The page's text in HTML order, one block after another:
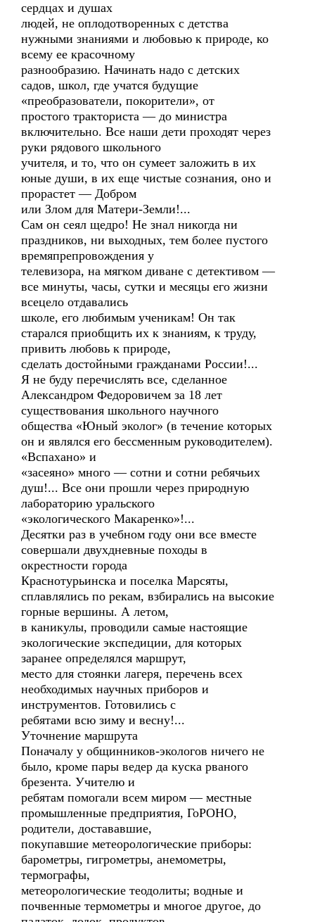
сердцах и душах
людей, не оплодотворенных с детства
нужными знаниями и любовью к природе, ко
всему ее красочному
разнообразию. Начинать надо с детских
садов, школ, где учатся будущие
«преобразователи, покорители», от
простого тракториста — до министра
включительно. Все наши дети проходят через
руки рядового школьного
учителя, и то, что он сумеет заложить в их
юные души, в их еще чистые сознания, оно и
прорастет — Добром
или Злом для Матери-Земли!...
Сам он сеял щедро! Не знал никогда ни
праздников, ни выходных, тем более пустого
времяпрепровождения у
телевизора, на мягком диване с детективом —
все минуты, часы, сутки и месяцы его жизни
всецело отдавались
школе, его любимым ученикам! Он так
старался приобщить их к знаниям, к труду,
привить любовь к природе,
сделать достойными гражданами России!...
Я не буду перечислять все, сделанное
Александром Федоровичем за 18 лет
существования школьного научного
общества «Юный эколог» (в течение которых
он и являлся его бессменным руководителем).
«Вспахано» и
«засеяно» много — сотни и сотни ребячьих
душ!... Все они прошли через природную
лабораторию уральского
«экологического Макаренко»!...
Десятки раз в учебном году они все вместе
совершали двухдневные походы в
окрестности города
Краснотурьинска и поселка Марсяты,
сплавлялись по рекам, взбирались на высокие
горные вершины. А летом,
в каникулы, проводили самые настоящие
экологические экспедиции, для которых
заранее определялся маршрут,
место для стоянки лагеря, перечень всех
необходимых научных приборов и
инструментов. Готовились с
ребятами всю зиму и весну!...
Уточнение маршрута
Поначалу у общинников-экологов ничего не
было, кроме пары ведер да куска рваного
брезента. Учителю и
ребятам помогали всем миром — местные
промышленные предприятия, ГоРОНО,
родители, достававшие,
покупавшие метеорологические приборы:
барометры, гигрометры, анемометры,
термографы,
метеорологические теодолиты; водные и
почвенные термометры и многое другое, до